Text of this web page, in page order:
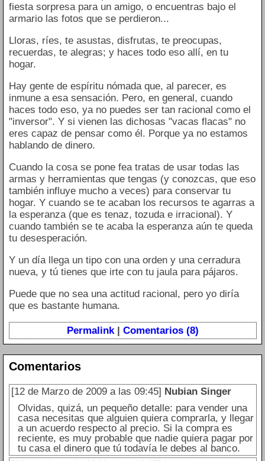
fiesta sorpresa para un amigo, o encuentras bajo el
armario las fotos que se perdieron...
Lloras, ríes, te asustas, disfrutas, te preocupas,
recuerdas, te alegras; y haces todo eso allí, en tu
hogar.
Hay gente de espíritu nómada que, al parecer, es
inmune a esa sensación. Pero, en general, cuando
haces todo eso, ya no puedes ser tan racional como el
"inversor". Y si vienen las dichosas "vacas flacas" no
eres capaz de pensar como él. Porque ya no estamos
hablando de dinero.
Cuando la cosa se pone fea tratas de usar todas las
armas y herramientas que tengas (y conozcas, que eso
también influye mucho a veces) para conservar tu
hogar. Y cuando se te acaban los recursos te agarras a
la esperanza (que es tenaz, tozuda e irracional). Y
cuando también se te acaba la esperanza aún te queda
tu desesperación.
Y un día llega un tipo con una orden y una cerradura
nueva, y tú tienes que irte con tu jaula para pájaros.
Puede que no sea una actitud racional, pero yo diría
que es bastante humana.
Permalink| Comentarios (8)
Comentarios
[12 de Marzo de 2009 a las 09:45] Nubian Singer
Olvidas, quizá, un pequeño detalle: para vender una
casa necesitas que alguien quiera comprarla, y llegar
a un acuerdo respecto al precio. Si la compra es
reciente, es muy probable que nadie quiera pagar por
tu casa el dinero que tú todavía le debes al banco.